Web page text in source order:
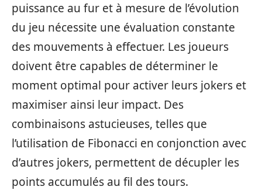
puissance au fur et à mesure de l’évolution
du jeu nécessite une évaluation constante
des mouvements à effectuer. Les joueurs
doivent être capables de déterminer le
moment optimal pour activer leurs jokers et
maximiser ainsi leur impact. Des
combinaisons astucieuses, telles que
l’utilisation de Fibonacci en conjonction avec
d’autres jokers, permettent de décupler les
points accumulés au fil des tours.